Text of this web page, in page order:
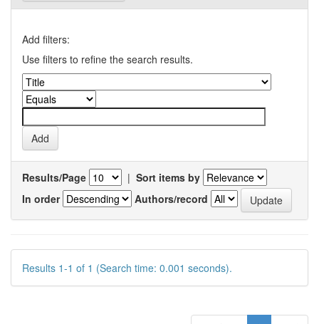
Add filters:
Use filters to refine the search results.
Results/Page | Sort items by
In order
Authors/record
Results 1-1 of 1 (Search time: 0.001 seconds).